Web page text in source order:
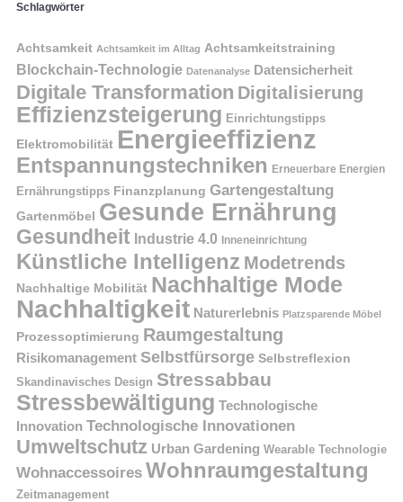
Schlagwörter
Achtsamkeit Achtsamkeit im Alltag Achtsamkeitstraining
Blockchain-Technologie Datenanalyse Datensicherheit
Digitale Transformation Digitalisierung
Effizienzsteigerung Einrichtungstipps
Elektromobilität Energieeffizienz
Entspannungstechniken Erneuerbare Energien
Ernährungstipps Finanzplanung Gartengestaltung
Gartenmöbel Gesunde Ernährung
Gesundheit Industrie 4.0 Inneneinrichtung
Künstliche Intelligenz Modetrends
Nachhaltige Mobilität Nachhaltige Mode
Nachhaltigkeit Naturerlebnis Platzsparende Möbel
Prozessoptimierung Raumgestaltung
Risikomanagement Selbstfürsorge Selbstreflexion
Skandinavisches Design Stressabbau
Stressbewältigung Technologische
Innovation Technologische Innovationen
Umweltschutz Urban Gardening Wearable Technologie
Wohnaccessoires Wohnraumgestaltung
Zeitmanagement